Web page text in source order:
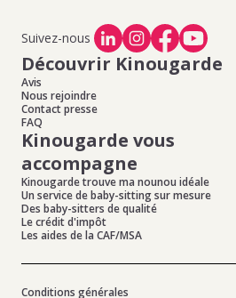
Suivez-nous
Découvrir Kinougarde
Avis
Nous rejoindre
Contact presse
FAQ
Kinougarde vous
accompagne
Kinougarde trouve ma nounou idéale
Un service de baby-sitting sur mesure
Des baby-sitters de qualité
Le crédit d'impôt
Les aides de la CAF/MSA
Conditions générales